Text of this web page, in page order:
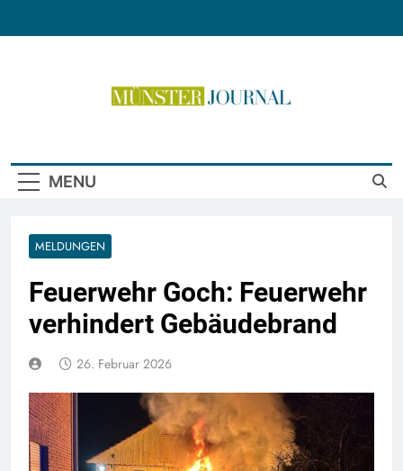
MENU
MELDUNGEN
Feuerwehr Goch: Feuerwehr
verhindert Gebäudebrand
26. Februar 2026